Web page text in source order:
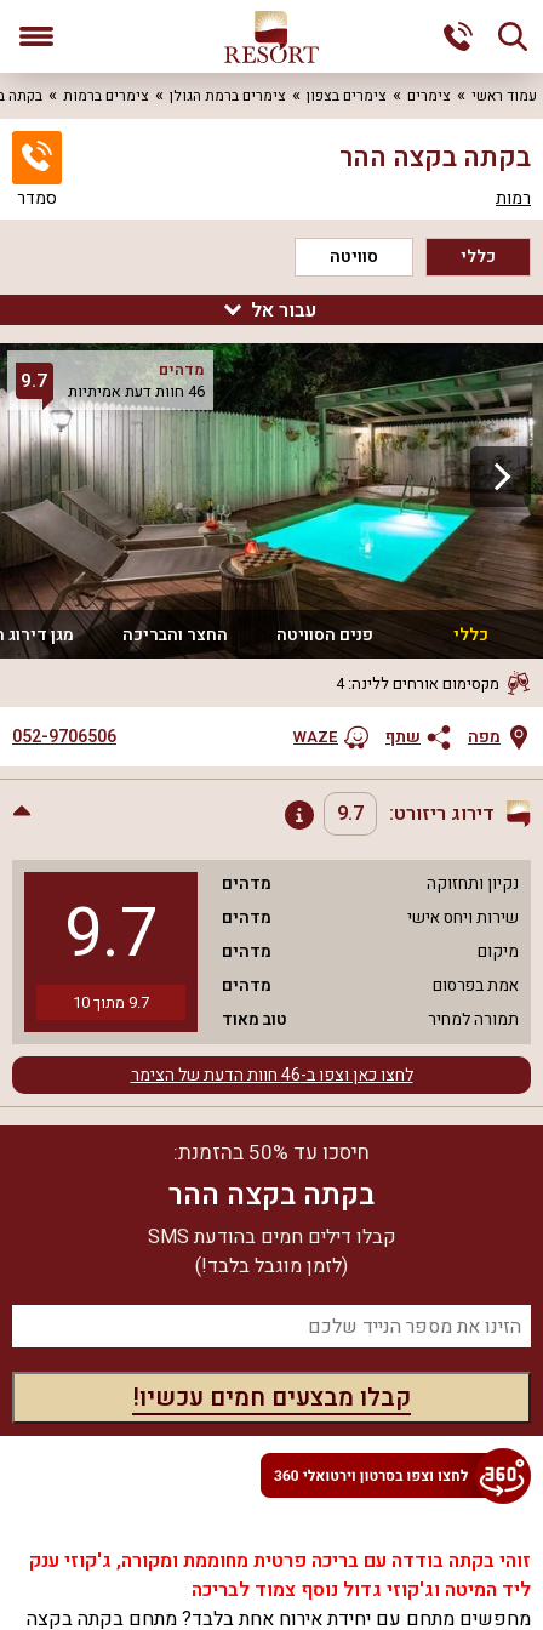
עמוד ראשי צימרים צימרים בצפון צימרים ברמת הגולן צימרים ברמות בקתה
בקתה בקצה ההר
רמות סמדר
כללי סוויטה
עבור אל
סרטון תדמית
מדהים
46 חוות דעת אמיתיות
9.7
כללי פנים הסוויטה החצר והבריכה מגן
מקסימום אורחים ללינה:
4
מפה שתף WAZE
052-9706506
דירוג ריזורט: 9.7
נקיון ותחזוקה
מדהים
שירות ויחס אישי
מדהים
מיקום
מדהים
אמת בפרסום
מדהים
תמורה למחיר
טוב מאוד
9.7
9.7 מתוך10
לחצו כאן וצפו ב-46חוות הדעת של הצימר
חיסכו עד 50% בהזמנת:
בקתה בקצה ההר
קבלו דילים חמים בהודעת SMS
(לזמן מוגבל בלבד!)
זוהי בקתה בודדה עם בריכה פרטית מחוממת ומקורה, ג'קוזי ענק
ליד המיטה וג'קוזי גדול נוסף צמוד לבריכה
מחפשים מתחם עם יחידת אירוח אחת בלבד?מתחם בקתה בקצה